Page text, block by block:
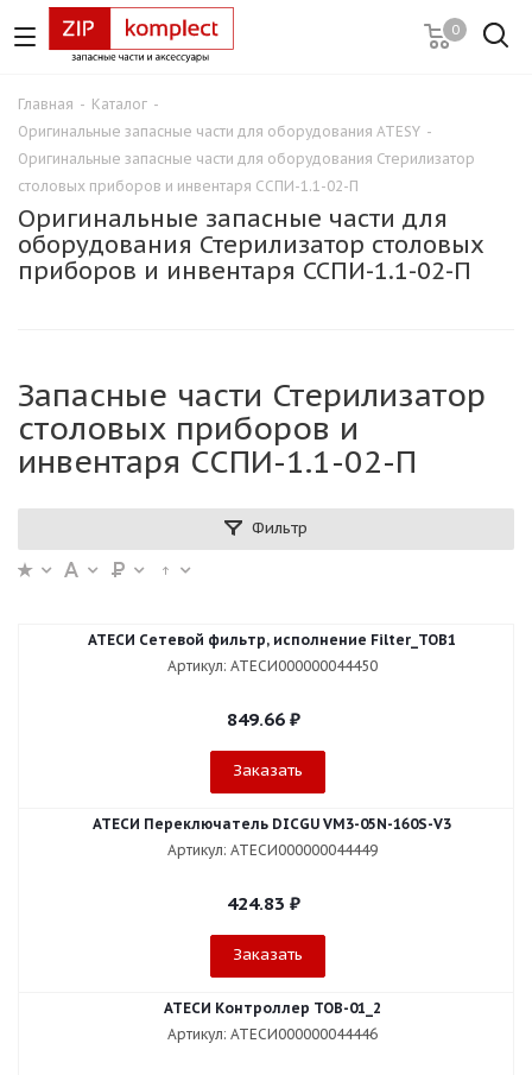
0
Главная - Каталог -
Оригинальные запасные части для оборудования ATESY -
Оригинальные запасные части для оборудования Стерилизатор
столовых приборов и инвентаря ССПИ-1.1-02-П
Оригинальные запасные части для
оборудования Стерилизатор столовых
приборов и инвентаря ССПИ-1.1-02-П
Запасные части Стерилизатор
столовых приборов и
инвентаря ССПИ-1.1-02-П
Фильтр
АТЕСИ Сетевой фильтр, исполнение Filter_TOB1
Артикул: АТЕСИ000000044450
849.66₽
Заказать
АТЕСИ Переключатель DICGU VM3-05N-160S-V3
Артикул: АТЕСИ000000044449
424.83 ₽
Заказать
АТЕСИ Контроллер ТОВ-01_2
Артикул: АТЕСИ000000044446